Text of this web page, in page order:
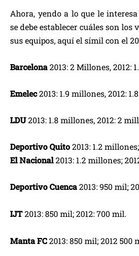
Ahora, yendo a lo que le
se debe establecer cuáles son los
sus equipos, aquí el símil con el
Barcelona2013: 2 Millones, 2012:
Emelec2013: 1.9 millones, 2012:
LDU2013: 1.8 millones, 2012: 2
Deportivo Quito2013: 1.2
El Nacional2013: 1.2 millones;
Deportivo Cuenca2013: 950 mil;
IJT2013: 850 mil; 2012: 700 mil.
Manta FC2013: 850 mil; 2012 500